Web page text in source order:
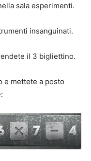
sala esperimenti.
insanguinati.
il 3 bigliettino.
e mettete a posto